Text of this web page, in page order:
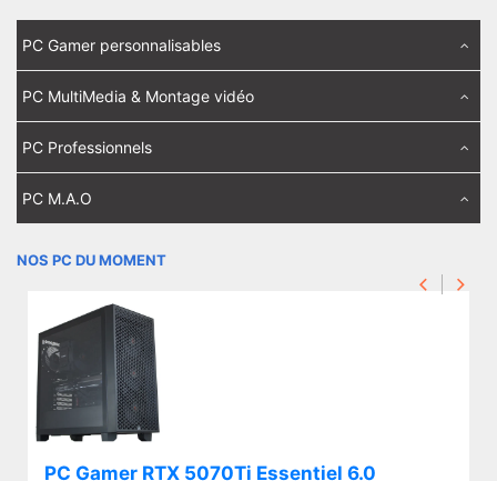
PC Gamer personnalisables
PC MultiMedia & Montage vidéo
PC Professionnels
PC M.A.O
NOS PC DU MOMENT
PC Gamer RTX 5070Ti Essentiel 6.0